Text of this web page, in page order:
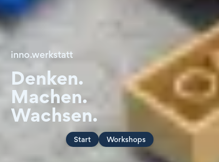
inno.werkstatt
Denken.
Machen.
Wachsen.
Start Workshops